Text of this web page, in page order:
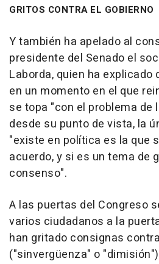
GRITOS CONTRA EL GOBIERNO
Y también ha apelado al
presidente del Senado el
Laborda, quien ha explicado
en un momento en el que
se topa "con el problema de
desde su punto de vista, la
"existe en política es la que
acuerdo, y si es un tema de
consenso".
A las puertas del Congreso
varios ciudadanos a la
han gritado consignas
("sinvergüenza" o